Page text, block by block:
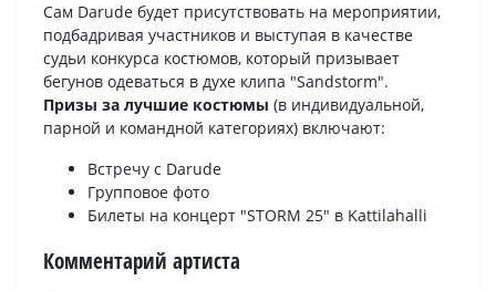
Сам Darude будет присутствовать на мероприятии,
подбадривая участников и выступая в качестве
судьи конкурса костюмов, который призывает
бегунов одеваться в духе клипа "Sandstorm".
Призы за лучшие костюмы (в индивидуальной,
парной и командной категориях) включают:
Встречу с Darude
Групповое фото
Билеты на концерт "STORM 25" в Kattilahalli
Комментарий артиста